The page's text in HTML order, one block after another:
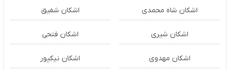
اشکان شاه محمدی اشکان شفیق
اشکان شیری اشکان فتحی
اشکان مهدوی اشکان نیکپور